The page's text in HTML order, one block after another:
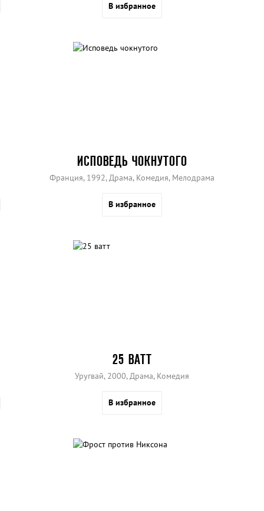
В избранное
ИСПОВЕДЬ ЧОКНУТОГО
Франция, 1992, Драма, Комедия, Мелодрама
В избранное
25 ВАТТ
Уругвай, 2000, Драма, Комедия
В избранное